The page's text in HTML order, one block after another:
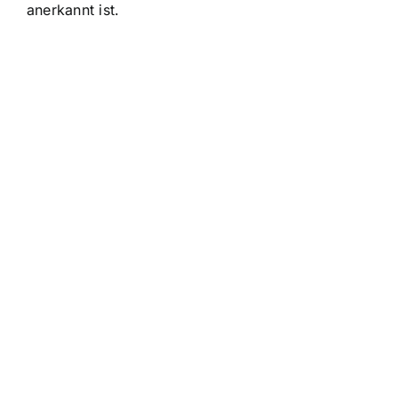
anerkannt ist.